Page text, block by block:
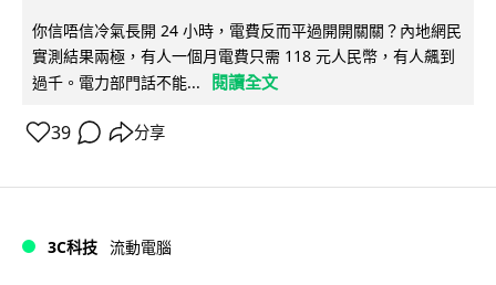
你信唔信冷氣長開 24 小時，電費反而平過開開關關？內地網民
實測結果兩極，有人一個月電費只需 118 元人民幣，有人飆到
過千。電力部門話不能...
閱讀全文
39 分享
3C科技 流動電腦